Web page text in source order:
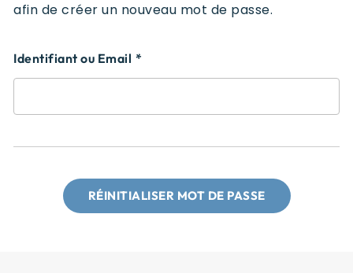
afin de créer un nouveau mot de passe.
Identifiant ou Email
RÉINITIALISER MOT DE PASSE